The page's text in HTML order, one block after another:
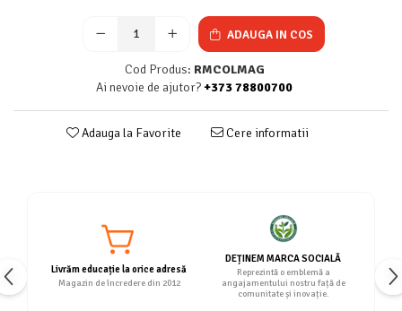
ADAUGA IN COS
Cod Produs: RMCOLMAG
Ai nevoie de ajutor?+373 78800700
Adauga la Favorite Cere informatii
Livrăm educație la orice adresă
Magazin de încredere din 2012
DEȚINEM MARCA SOCIALĂ
Reprezintă o emblemă a
angajamentului nostru față de
comunitate și inovație.